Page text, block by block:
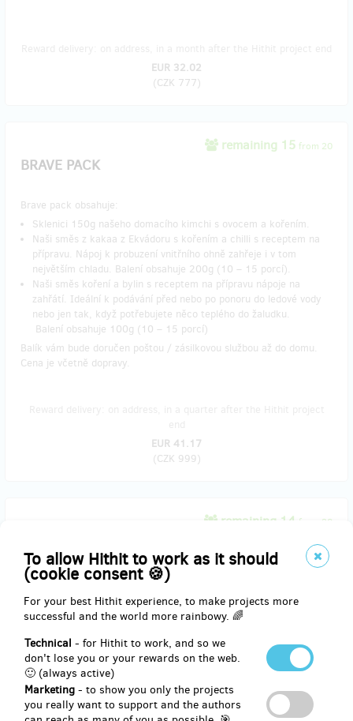
To allow Hithit to work as it should
(cookie consent 🍪)
For your best Hithit experience, to make projects more
successful and the world more rainbowy. 🌈
Technical - for Hithit to work, and so we
don't lose you or your rewards on the web.
🙂 (always active)
Marketing - to show you only the projects
you really want to support and the authors
EUR 32.02
(CZK 777)
remaining 15 from 20
BRAVE PACK
Brave pack obsahuje:
Sklenici 150g našeho domacího kimchi s ovocem a kořením.
Naši směs z kakaa z Ekvádoru s kořením a chilli s receptem na
přípravu. Nápoj k probuzení vnitřního ohně zahřeje i v tom
největším chladu. Balení obsahuje 200g (10 – 15 porcí).
Naši směs koření a bylin s receptem na přípravu nápoje na
zahřátí. Ideální k podávání před nebo po ponoru do ledové vody
nebo jen tak, když potřebujete něco teplého do žaludku.
Balení obsahuje 100g (10 – 15 porcí)
Balík vám bude doručen poštou / zásilkovou službou až do domu.
Cena je včetně dopravy.​
EUR 41.17
(CZK 999)
remaining 14 from 20
Milujete pozorování slunce stejně jako my? Vezmeme Vás na naše
tajná místa v Jesenických horách, kde jsme ulovili zatím
nejkrásnější východy. Společně budeme pozorovat východ slunce a
poté si zacvičíme ranní jógu na nastartování do nového dne. Mimo
jiné se na workshopu dozvíte, jak funguje cirkadiánní rytmus.
Termín konání - jaro/léto 2021. Podrobné informace obdržíte včas
e-mailem. Pokud chcete darovat tuhle odměnu jako dárek, uveďte
do poznámky jméno obdarovaného a my Vám zašleme voucher.